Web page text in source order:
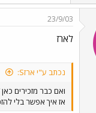
23/9/03
לארז
נכתב ע"י ארזS:
ואם כבר מזכירים כאן 777
אז איך אפשר בלי להזכיר